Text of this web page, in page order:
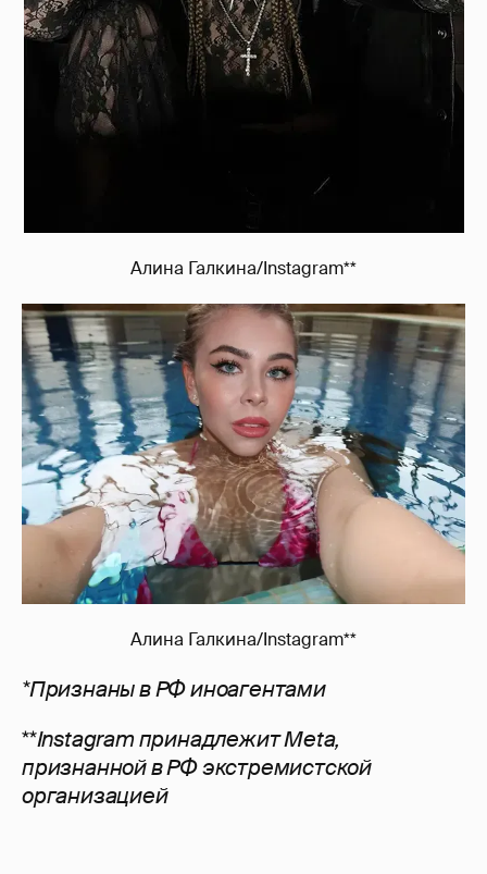
Алина Галкина/Instagram**
Алина Галкина/Instagram**
*Признаны в РФ иноагентами
**Instagram принадлежит Meta,
признанной в РФ экстремистской
организацией